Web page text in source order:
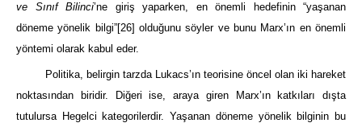
ve Sınıf Bilinci’ne giriş yaparken, en önemli hedefinin “yaşanan
döneme yönelik bilgi”[26] olduğunu söyler ve bunu Marx’ın en önemli
yöntemi olarak kabul eder.
Politika, belirgin tarzda Lukacs’ın teorisine öncel olan iki hareket
noktasından biridir. Diğeri ise, araya giren Marx’ın katkıları dışta
tutulursa Hegelci kategorilerdir. Yaşanan döneme yönelik bilginin bu